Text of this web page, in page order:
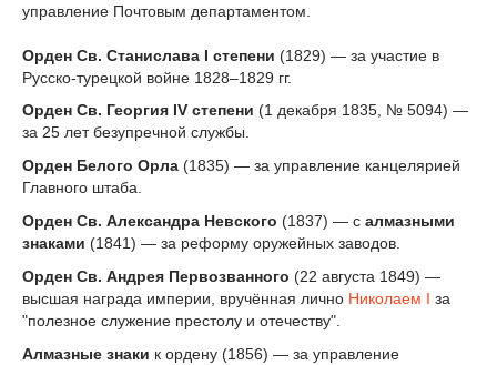
управление Почтовым департаментом.
Орден Св. Станислава I степени (1829) — за участие в
Русско-турецкой войне 1828–1829 гг.
Орден Св. Георгия IV степени (1 декабря 1835, № 5094) —
за 25 лет безупречной службы.
Орден Белого Орла (1835) — за управление канцелярией
Главного штаба.
Орден Св. Александра Невского (1837) — с алмазными
знаками (1841) — за реформу оружейных заводов.
Орден Св. Андрея Первозванного (22 августа 1849) —
высшая награда империи, вручённая лично Николаем I за
"полезное служение престолу и отечеству".
Алмазные знаки к ордену (1856) — за управление